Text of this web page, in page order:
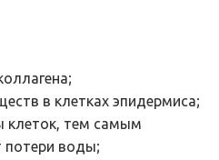
в клетках эпидермиса;
клеток, тем самым
потери воды;